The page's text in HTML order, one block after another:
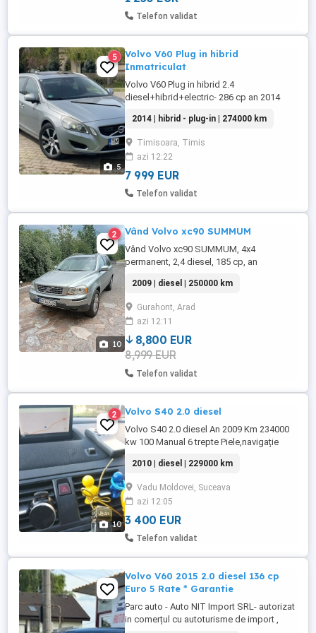
Telefon validat
5
5
Volvo V60 Plug in hibrid
Inmatriculat
Volvo V60 Plug in hibrid 2.4
diesel+hibrid+electric- 286 cp an 2014
navigație 4*4 decuplabil încălzire in
scaune senzori parcare fata+ spate trapa
electrică Distronic line asist asistare unghi
mort cititor semne circulație memorie
scaune autonomie curent 40-50 km !!!
sistem ...
2014 | hibrid - plug-in | 274000 km
Timisoara, Timis
azi 12:22
7 999 EUR
Telefon validat
10
2 Vând Volvo xc90 SUMMUM
Vând Volvo xc90 SUMMUM, 4x4
permanent, 2,4 diesel, 185 cp, an
confirmați prin actele deținute, TUV,
facturi service etc, adus din Germania in
aprilie, înmatriculat în România, acte la zi,
proprietar Mașina este foarte ingrijita și
rulează perfect, vopsea originala ...
2009 | diesel | 250000 km
Gurahont, Arad
azi 12:11
8,800 EUR
8,999 EUR
Telefon validat
10
2 Volvo S40 2.0 diesel
Volvo S40 2.0 diesel An 2009 Km 234000
kw 100 Manual 6 trepte Piele,navigație
scaun șofer Senzori parcare față spate
Senzori unghi mort Turelă, încălzire
scaune,jante Oglinzi rabatabile la
inchidere mai multe detalii preț negociabil
2010 | diesel | 229000 km
Vadu Moldovei, Suceava
azi 12:05
3 400 EUR
Telefon validat
Volvo V60 2015 2.0 diesel 136 cp
Euro 5 Rate * Garantie
Parc auto - Auto NIT Import SRL- autorizat
in comerțul cu autoturisme de import ,